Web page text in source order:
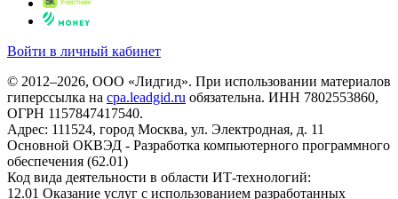
Войти в личный кабинет
© 2012–2026, ООО «Лидгид». При использовании материалов
гиперссылка на cpa.leadgid.ru обязательна. ИНН 7802553860,
ОГРН 1157847417540.
Адрес: 111524, город Москва, ул. Электродная, д. 11
Основной ОКВЭД - Разработка компьютерного программного
обеспечения (62.01)
Код вида деятельности в области ИТ-технологий:
12.01 Оказание услуг с использованием разработанных